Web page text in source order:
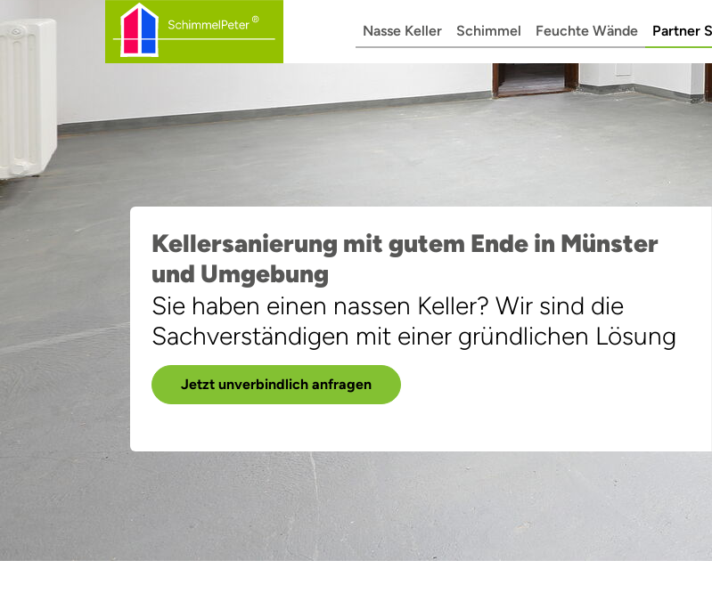
Hauptinhalt
springen
überspringen
Nasse Keller Schimmel Feuchte Wände Partner
Kellersanierung mit gutem Ende in Münster
und Umgebung
Sie haben einen nassen Keller? Wir sind die
Sachverständigen mit einer gründlichen Lösung
Jetzt unverbindlich anfragen